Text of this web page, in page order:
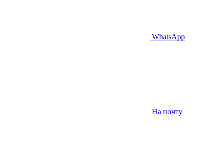
WhatsApp
На почту